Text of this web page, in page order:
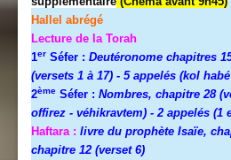
Hallel abrégé
Lecture de la Torah
1er Séfer : Deutéronome chapitres
(versets 1 à 17) - 5 appelés (kol
2ème Séfer : Nombres, chapitre 28
offirez - véhikravtem) - 2 appelés (1
Haftara : livre du prophète Isaïe,
chapitre 12 (verset 6)